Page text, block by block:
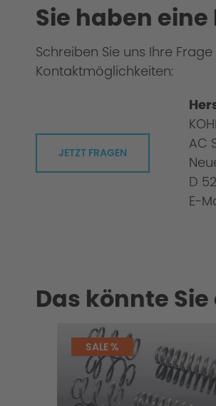
Philosophy/Design
Scope of delivery
Sie haben eine
Schreiben Sie uns Ihre
Kontaktmöglichkeiten:
JETZT FRAGEN
AC
D
E-
Das könnte
SALE %